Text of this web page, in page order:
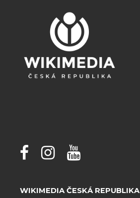
WIKIMEDIA ČESKÁ REPUBLIKA